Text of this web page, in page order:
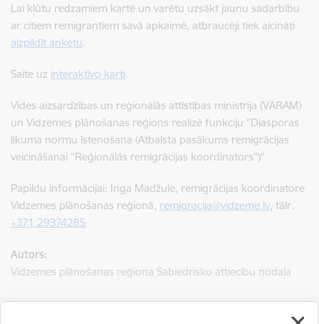
Lai kļūtu redzamiem kartē un varētu uzsākt jaunu sadarbību
ar citiem remigrantiem savā apkaimē, atbraucēji tiek aicināti
aizpildīt anketu.
Saite uz interaktīvo karti.
Vides aizsardzības un reģionālās attīstības ministrija (VARAM)
un Vidzemes plānošanas reģions realizē funkciju "Diasporas
likuma normu īstenošana (Atbalsta pasākums remigrācijas
veicināšanai "Reģionālās remigrācijas koordinators")".
Papildu informācijai: Inga Madžule, remigrācijas koordinatore
Vidzemes plānošanas reģionā, remigracija@vidzeme.lv, tālr.
+371 29374285
Autors:
Vidzemes plānošanas reģiona Sabiedrisko attiecību nodaļa